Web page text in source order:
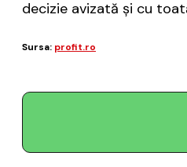
decizie avizată și cu
Sursa: profit.ro